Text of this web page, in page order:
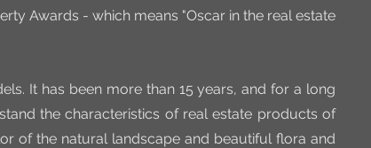
Awards - which means "Oscar in the real estate
It has been more than 15 years, and for a long
the characteristics of real estate products of
of the natural landscape and beautiful flora and